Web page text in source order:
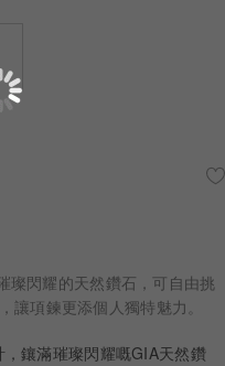
璨閃耀的天然鑽石，可自由挑
讓項鍊更添個人獨特魅力。
鑲滿璀璨閃耀嘅GIA天然鑽